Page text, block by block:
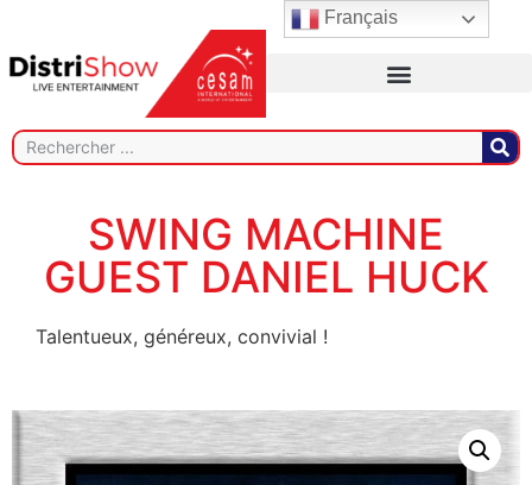
SWING MACHINE
GUEST DANIEL HUCK
Talentueux, généreux, convivial !
Français